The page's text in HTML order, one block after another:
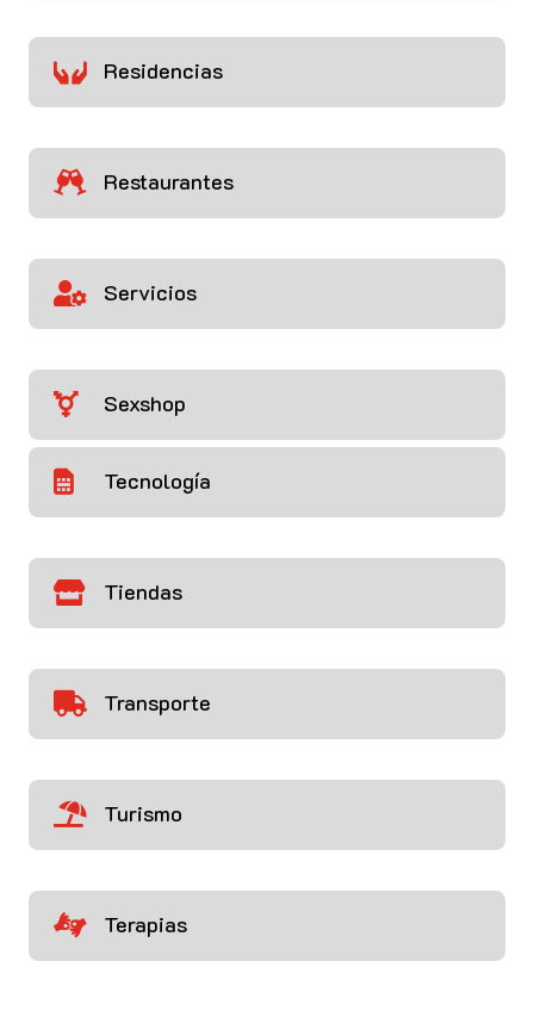
 Residencias
 Restaurantes
 Servicios
 Sexshop
 Tecnología
 Tiendas
 Transporte
 Turismo
 Terapias